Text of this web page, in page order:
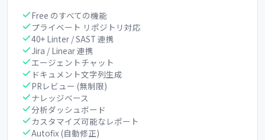
Free のすべての機能
プライベート リポジトリ対応
40+ Linter / SAST 連携
Jira / Linear 連携
エージェントチャット
ドキュメント文字列生成
PRレビュー (無制限)
ナレッジベース
分析ダッシュボード
カスタマイズ可能なレポート
Autofix (自動修正)